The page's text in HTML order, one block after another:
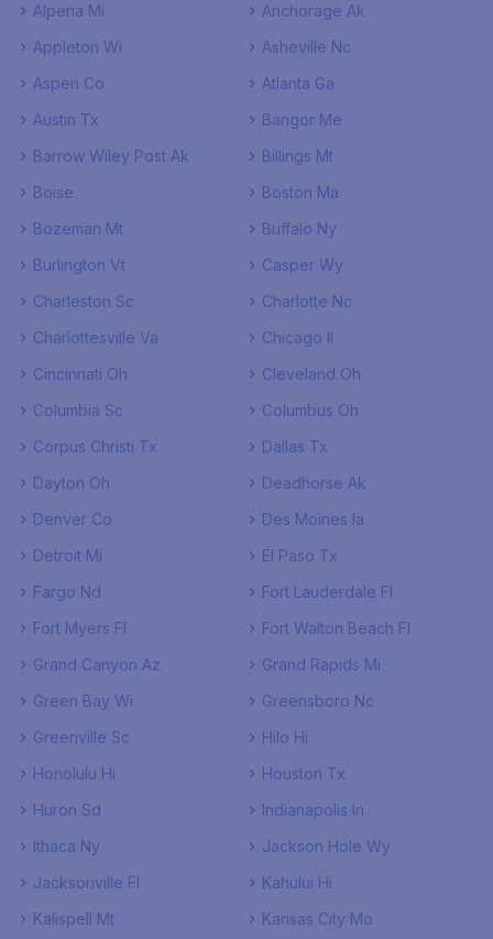
Alpena Mi
Anchorage Ak
Appleton Wi
Asheville Nc
Aspen Co
Atlanta Ga
Austin Tx
Bangor Me
Barrow Wiley Post Ak
Billings Mt
Boise
Boston Ma
Bozeman Mt
Buffalo Ny
Burlington Vt
Casper Wy
Charleston Sc
Charlotte Nc
Charlottesville Va
Chicago Il
Cincinnati Oh
Cleveland Oh
Columbia Sc
Columbus Oh
Corpus Christi Tx
Dallas Tx
Dayton Oh
Deadhorse Ak
Denver Co
Des Moines Ia
Detroit Mi
El Paso Tx
Fargo Nd
Fort Lauderdale Fl
Fort Myers Fl
Fort Walton Beach Fl
Grand Canyon Az
Grand Rapids Mi
Green Bay Wi
Greensboro Nc
Greenville Sc
Hilo Hi
Honolulu Hi
Houston Tx
Huron Sd
Indianapolis In
Ithaca Ny
Jackson Hole Wy
Jacksonville Fl
Kahului Hi
Kalispell Mt
Kansas City Mo